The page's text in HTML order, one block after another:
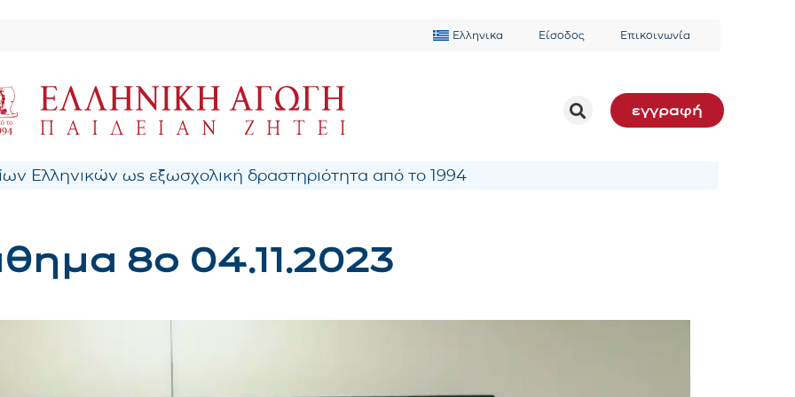
Ελληνικα Είσοδος Επικοινωνία
εγγραφή
Ελληνικών ως εξωσχολική δραστηριότητα από το 1994
8ο 04.11.2023